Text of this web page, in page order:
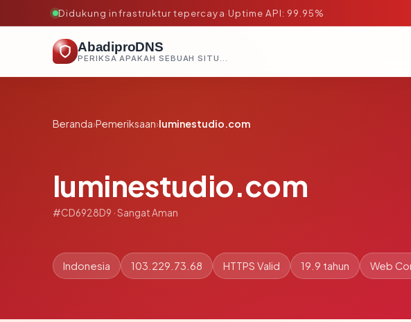
Didukung infrastruktur tepercaya·Uptime API: 99.95%
AbadiproDNS
PERIKSA APAKAH SEBUAH SITUS AMAN, TEPERCAYA, DAN TERVERIFIKASI DALAM HITUNGAN DETIK.
Beranda›Pemeriksaan›luminestudio.com
luminestudio.com
#CD6928D9 · Sangat Aman
Indonesia 103.229.73.68 HTTPS Valid 19.9 tahun Web